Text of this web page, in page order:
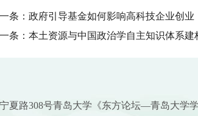
一条： 政府引导基金如何影响高科技企业创业
条： 本土资源与中国政治学自主知识体系建
夏路308号青岛大学《东方论坛—青岛大学